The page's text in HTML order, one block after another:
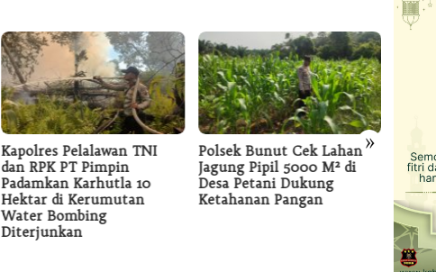
»
Kapolres Pelalawan TNI
dan RPK PT Pimpin
Padamkan Karhutla 10
Hektar di Kerumutan
Water Bombing
Diterjunkan
Polsek Bunut Cek Lahan
Jagung Pipil 5000 M² di
Desa Petani Dukung
Ketahanan Pangan
Jalan